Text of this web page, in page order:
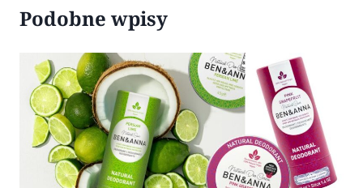
Podobne wpisy